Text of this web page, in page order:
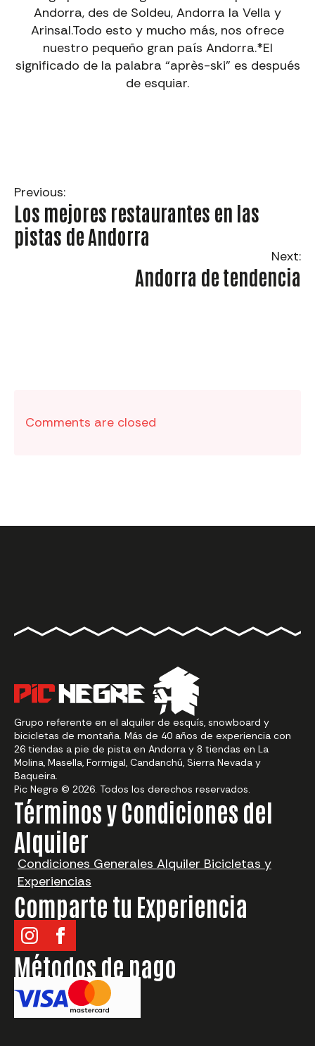
Andorra, des de Soldeu, Andorra la Vella y
Arinsal.Todo esto y mucho más, nos ofrece
nuestro pequeño gran país Andorra.*El
significado de la palabra “après-ski” es después
de esquiar.
Previous:
Los mejores restaurantes en las
pistas de Andorra
Next:
Andorra de tendencia
Comments are closed
Grupo referente en el alquiler de esquís, snowboard y
bicicletas de montaña. Más de 40 años de experiencia con
26 tiendas a pie de pista en Andorra y 8 tiendas en La
Molina, Masella, Formigal, Candanchú, Sierra Nevada y
Baqueira.
Pic Negre © 2026. Todos los derechos reservados.
Términos y Condiciones del
Alquiler
Condiciones Generales Alquiler Bicicletas y
Experiencias
Comparte tu Experiencia
Métodos de pago
EXCURSIONES GUIADAS CON EBIKE EN ANDORRA
Descubre paisajes únicos con guías especializados.
Excursiones Ebike →
VÍAS FERRATAS CON GUÍA EN ANDORRA
Aventura segura y emocionante adaptada a tu nivel.
¿Qué quieres alquilar?